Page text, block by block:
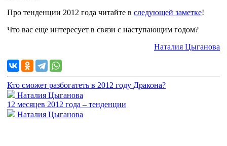
Про тенденции 2012 года читайте в следующей заметке!
Что вас еще интересует в связи с наступающим годом?
Наталия Цыганова
Кто сможет разбогатеть в 2012 году Дракона?
Наталия Цыганова
12 месяцев 2012 года – тенденции
Наталия Цыганова